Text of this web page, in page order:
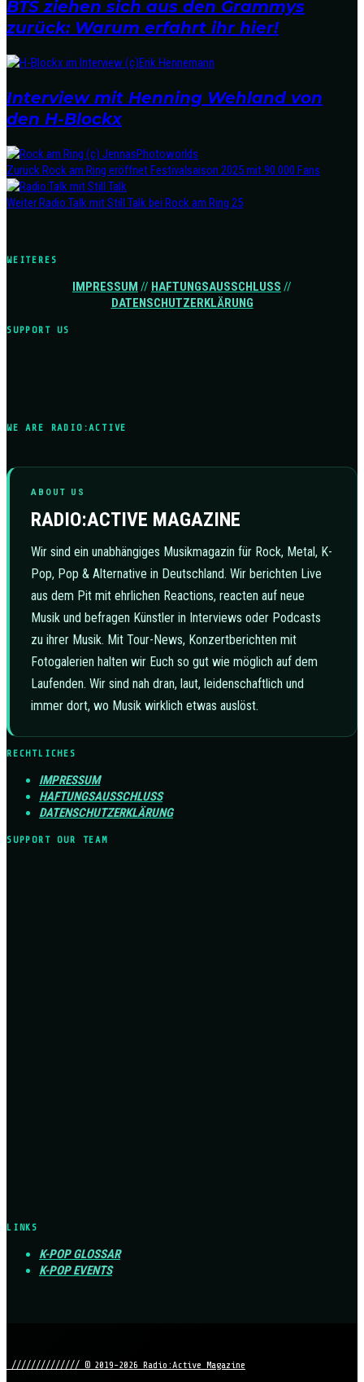
BTS ziehen sich aus den Grammys
zurück: Warum erfahrt ihr hier!
Interview mit Henning Wehland von
den H-Blockx
Zurück Rock am Ring eröffnet Festivalsaison 2025 mit 90.000 Fans
Weiter Radio:Talk mit Still Talk bei Rock am Ring 25
WEITERES
IMPRESSUM // HAFTUNGSAUSSCHLUSS //
DATENSCHUTZERKLÄRUNG
SUPPORT US
WE ARE RADIO:ACTIVE
ABOUT US
RADIO:ACTIVE MAGAZINE
Wir sind ein unabhängiges Musikmagazin für Rock, Metal, K-
Pop, Pop & Alternative in Deutschland. Wir berichten Live
aus dem Pit mit ehrlichen Reactions, reacten auf neue
Musik und befragen Künstler in Interviews oder Podcasts
zu ihrer Musik. Mit Tour-News, Konzertberichten mit
Fotogalerien halten wir Euch so gut wie möglich auf dem
Laufenden. Wir sind nah dran, laut, leidenschaftlich und
immer dort, wo Musik wirklich etwas auslöst.
RECHTLICHES
IMPRESSUM
HAFTUNGSAUSSCHLUSS
DATENSCHUTZERKLÄRUNG
SUPPORT OUR TEAM
LINKS
K-POP GLOSSAR
K-POP EVENTS
////////////// © 2019-2026 Radio:Active Magazine